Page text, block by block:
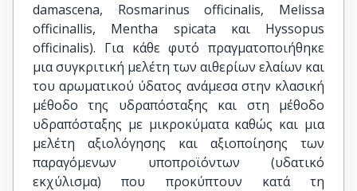
damascena, Rosmarinus officinalis, Melissa
officinallis, Mentha spicata και Hyssopus
officinalis). Για κάθε φυτό πραγματοποιήθηκε
μια συγκριτική μελέτη των αιθερίων ελαίων και
του αρωματικού ύδατος ανάμεσα στην κλασική
μέθοδο της υδραπόσταξης και στη μέθοδο
υδραπόσταξης με μικροκύματα καθώς και μια
μελέτη αξιολόγησης και αξιοποίησης των
παραγόμενων υποπροϊόντων (υδατικό
εκχύλισμα) που προκύπτουν κατά τη